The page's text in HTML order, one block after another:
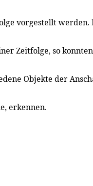
vorgestellt
Zeitfolge, so
Objekte der
erkennen.